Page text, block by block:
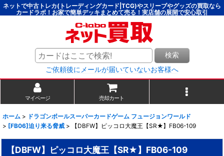
ネットで中古トレカ(トレーディングカード|TCG)やスリーブやグッズの買取なら
カードラボ！お家で簡単デッキまとめて売る！実店舗の展開で安心取引
検索
ご依頼後にメールが届いていないお客様へ
マイページ 売却カート
ホーム > ドラゴンボールスーパーカードゲーム フュージョンワールド
> [FB06]迫り来る脅威 > 【DBFW】ピッコロ大魔王【SR★】FB06-109
【DBFW】ピッコロ大魔王【SR★】FB06-109